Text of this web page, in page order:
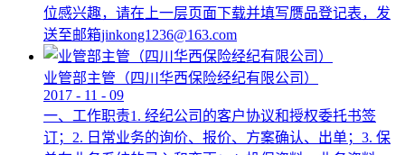
位感兴趣，请在上一层页面下载并填写赝品登记表，发
送至邮箱jinkong1236@163.com
业管部主管（四川华西保险经纪有限公司）
2017 - 11 - 09
一、工作职责1. 经纪公司的客户协议和授权委托书签
订；2. 日常业务的询价、报价、方案确认、出单；3. 保